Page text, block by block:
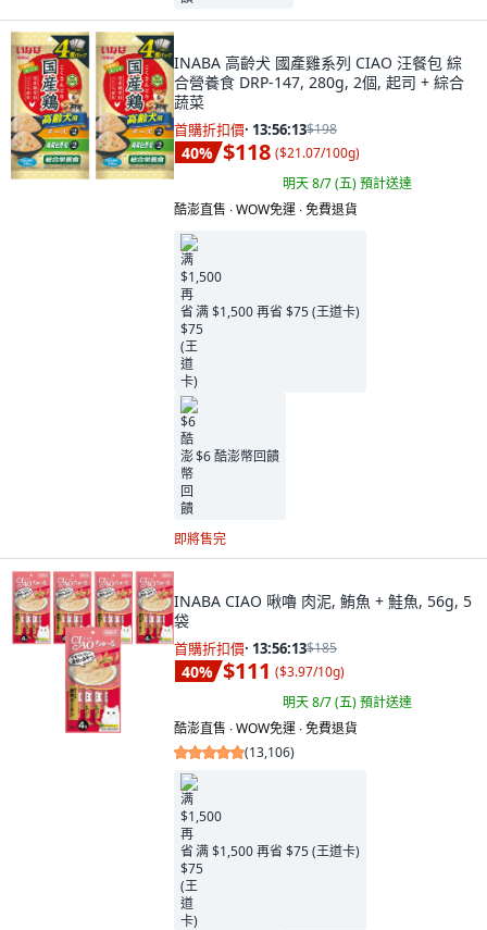
INABA 高齡犬 國產雞系列 CIAO 汪餐包 綜
合營養食 DRP-147, 280g, 2個, 起司 + 綜合
蔬菜
首購折扣價· 13:56:11$198
40% $118 ($21.07/100g)
明天 8/7 (五)預計送達
酷澎直售 ∙ WOW免運 ∙ 免費退貨
满 $1,500 再省 $75 (王道卡)
$6 酷澎幣回饋
即將售完
INABA CIAO 啾嚕 肉泥, 鮪魚 + 鮭魚, 56g, 5
袋
首購折扣價· 13:56:11$185
40% $111 ($3.97/10g)
明天 8/7 (五)預計送達
酷澎直售 ∙ WOW免運 ∙ 免費退貨
(13,106)
满 $1,500 再省 $75 (王道卡)